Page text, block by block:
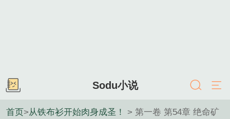
Sodu小说
首页>从铁布衫开始肉身成圣！ > 第一卷 第54章 绝命矿